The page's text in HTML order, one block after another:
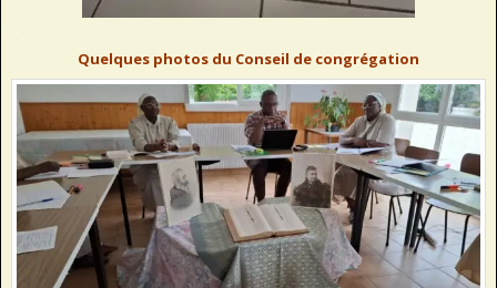
Quelques photos du Conseil de congrégation